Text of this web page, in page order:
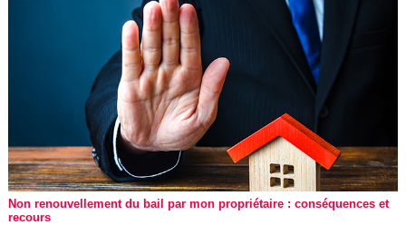
Non renouvellement du bail par mon propriétaire : conséquences et
recours